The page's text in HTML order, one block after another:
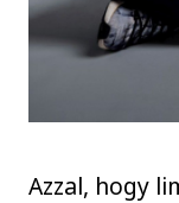
Azzal, hogy